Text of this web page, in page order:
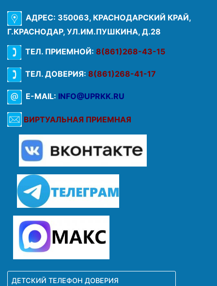
АДРЕС: 350063, КРАСНОДАРСКИЙ КРАЙ,
Г.КРАСНОДАР, УЛ.ИМ.ПУШКИНА, Д.28
ТЕЛ. ПРИЕМНОЙ: 8(861)268-43-15
ТЕЛ. ДОВЕРИЯ: 8(861)268-41-17
E-MAIL: INFO@UPRKK.RU
ВИРТУАЛЬНАЯ ПРИЕМНАЯ
ДЕТСКИЙ ТЕЛЕФОН ДОВЕРИЯ